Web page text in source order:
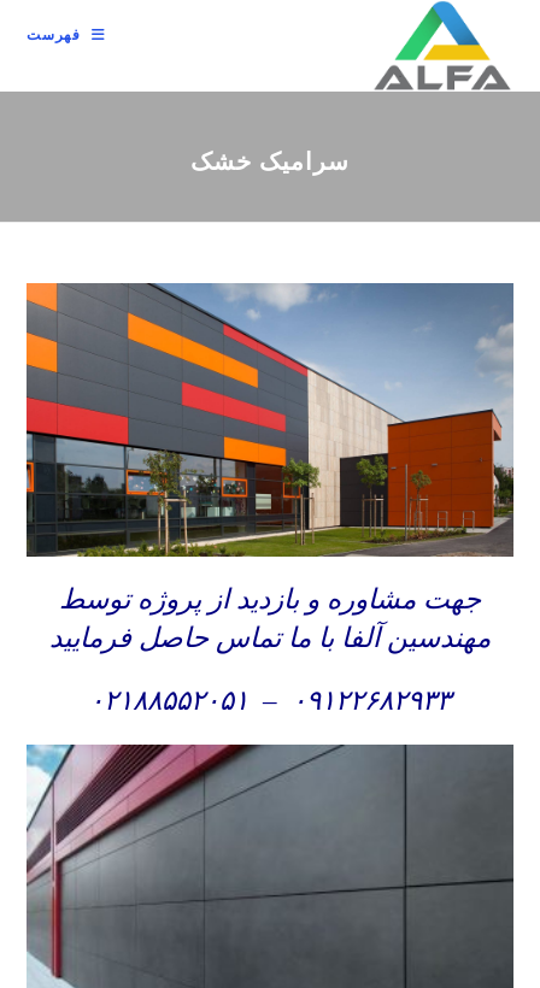
محتوا
فهرست
سرامیک خشک
جهت مشاوره و بازدید از پروژه توسط
مهندسین آلفا با ما تماس حاصل فرمایید
۰۹۱۲۲۶۸۲۹۳۳ – ۰۲۱۸۸۵۵۲۰۵۱